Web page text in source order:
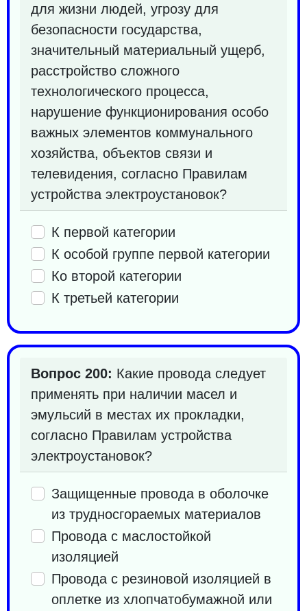
для жизни людей, угрозу для
безопасности государства,
значительный материальный ущерб,
расстройство сложного
технологического процесса,
нарушение функционирования особо
важных элементов коммунального
хозяйства, объектов связи и
телевидения, согласно Правилам
устройства электроустановок?
К первой категории
К особой группе первой категории
Ко второй категории
К третьей категории
Вопрос 200: Какие провода следует
применять при наличии масел и
эмульсий в местах их прокладки,
согласно Правилам устройства
электроустановок?
Защищенные провода в оболочке
из трудносгораемых материалов
Провода с маслостойкой
изоляцией
Провода с резиновой изоляцией в
оплетке из хлопчатобумажной или